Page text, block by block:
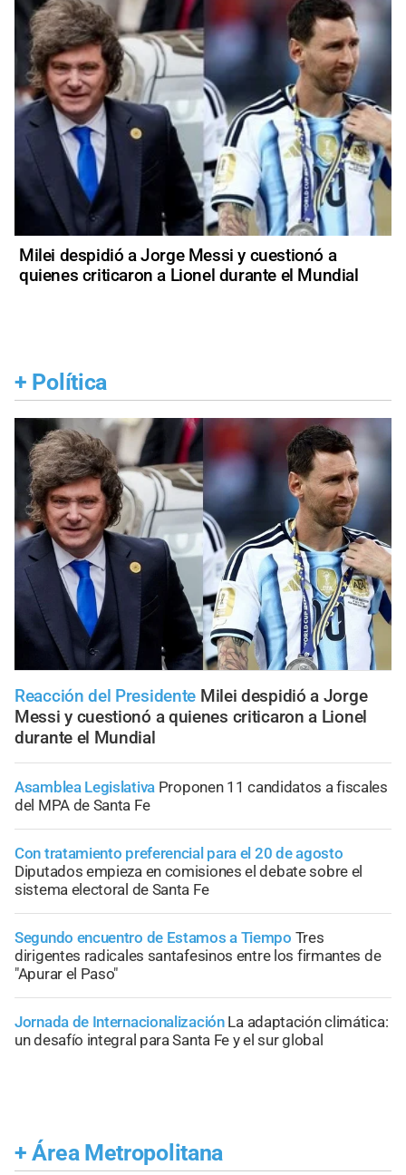
Milei despidió a Jorge Messi y cuestionó a
quienes criticaron a Lionel durante el Mundial
+ Política
Reacción del Presidente Milei despidió a Jorge
Messi y cuestionó a quienes criticaron a Lionel
durante el Mundial
Asamblea Legislativa Proponen 11 candidatos a fiscales
del MPA de Santa Fe
Con tratamiento preferencial para el 20 de agosto
Diputados empieza en comisiones el debate sobre el
sistema electoral de Santa Fe
Segundo encuentro de Estamos a Tiempo Tres
dirigentes radicales santafesinos entre los firmantes de
"Apurar el Paso"
Jornada de Internacionalización La adaptación climática:
un desafío integral para Santa Fe y el sur global
+ Área Metropolitana